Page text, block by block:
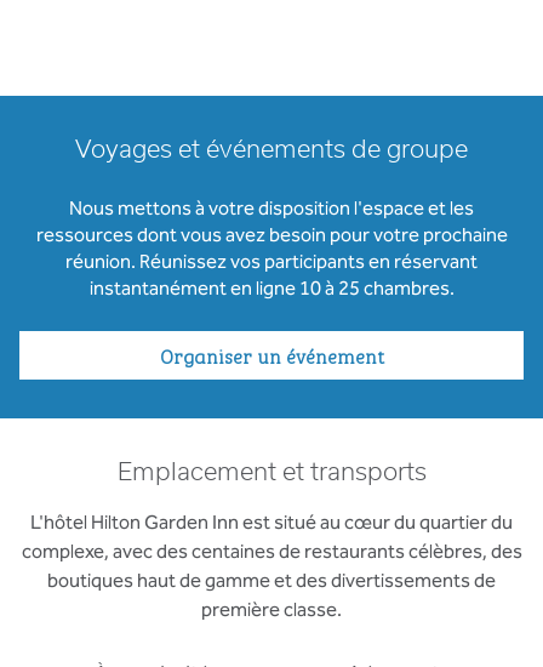
Voyages et événements de groupe
Nous mettons à votre disposition l'espace et les
ressources dont vous avez besoin pour votre prochaine
réunion. Réunissez vos participants en réservant
instantanément en ligne 10 à 25 chambres.
Organiser un événement
Emplacement et transports
L'hôtel Hilton Garden Inn est situé au cœur du quartier du
complexe, avec des centaines de restaurants célèbres, des
boutiques haut de gamme et des divertissements de
première classe.